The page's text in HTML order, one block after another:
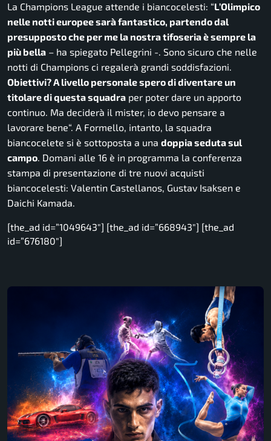
La Champions League attende i biancocelesti: “L’Olimpico
nelle notti europee sarà fantastico, partendo dal
presupposto che per me la nostra tifoseria è sempre la
più bella – ha spiegato Pellegrini -. Sono sicuro che nelle
notti di Champions ci regalerà grandi soddisfazioni.
Obiettivi? A livello personale spero di diventare un
titolare di questa squadra per poter dare un apporto
continuo. Ma deciderà il mister, io devo pensare a
lavorare bene“. A Formello, intanto, la squadra
biancocelete si è sottoposta a una doppia seduta sul
campo. Domani alle 16 è in programma la conferenza
stampa di presentazione di tre nuovi acquisti
biancocelesti: Valentin Castellanos, Gustav Isaksen e
Daichi Kamada.
[the_ad id=”1049643″] [the_ad id=”668943″] [the_ad
id=”676180″]